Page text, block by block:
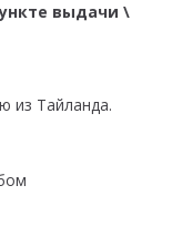
выдачи \
из Тайланда.